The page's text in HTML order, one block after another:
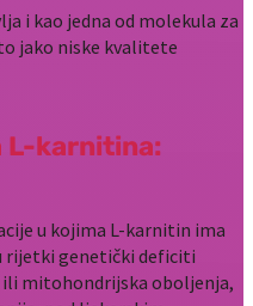
i kao jedna od molekula za
jako niske kvalitete
L-karnitina:
u kojima L-karnitin ima
rijetki genetički deficiti
mitohondrijska oboljenja,